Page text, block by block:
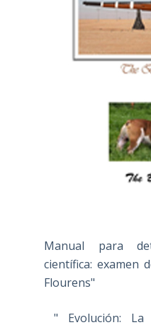
Manual para
científica: examen
Flourens"
" Evolución: La